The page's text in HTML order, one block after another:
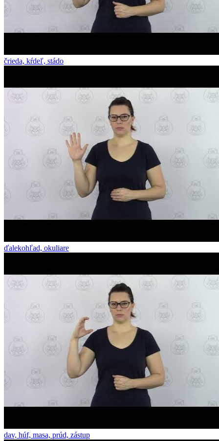
črieda, kŕdeľ, stádo
ďalekohľad, okuliare
dav, húf, masa, prúd, zástup